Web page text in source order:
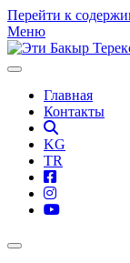
Перейти к
Меню
Главная
Контакты
KG
TR